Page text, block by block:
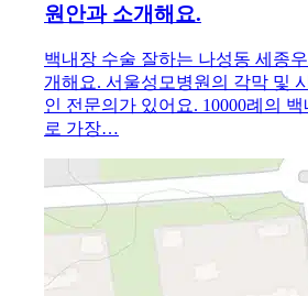
원안과 소개해요.
백내장 수술 잘하는 나성동 세종
개해요. 서울성모병원의 각막 및
인 전문의가 있어요. 10000례의
로 가장…